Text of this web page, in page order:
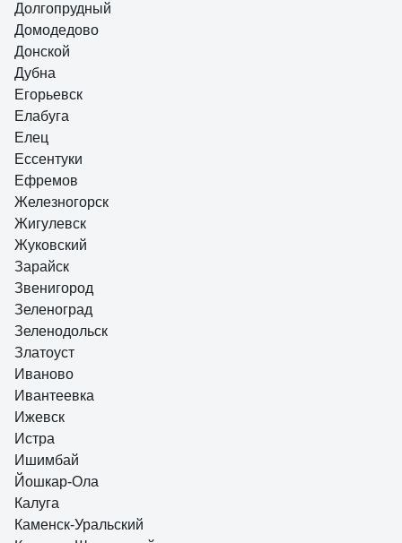
Долгопрудный
Домодедово
Донской
Дубна
Егорьевск
Елабуга
Елец
Ессентуки
Ефремов
Железногорск
Жигулевск
Жуковский
Зарайск
Звенигород
Зеленоград
Зеленодольск
Златоуст
Иваново
Ивантеевка
Ижевск
Истра
Ишимбай
Йошкар-Ола
Калуга
Каменск-Уральский